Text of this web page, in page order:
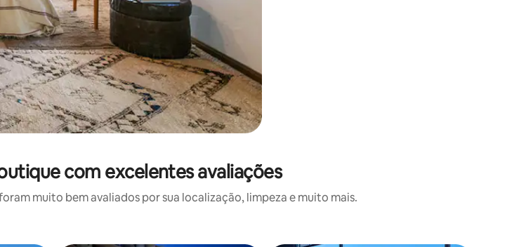
com excelentes avaliações
muito bem avaliados por sua localização, limpeza e muito mais.